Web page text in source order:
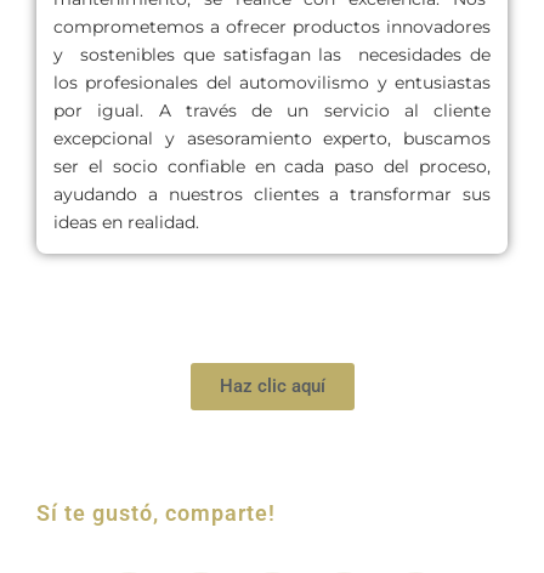
comprometemos a ofrecer productos innovadores
y sostenibles que satisfagan las necesidades de
los profesionales del automovilismo y entusiastas
por igual. A través de un servicio al cliente
excepcional y asesoramiento experto, buscamos
ser el socio confiable en cada paso del proceso,
ayudando a nuestros clientes a transformar sus
ideas en realidad.
Haz clic aquí
Sí te gustó, comparte!